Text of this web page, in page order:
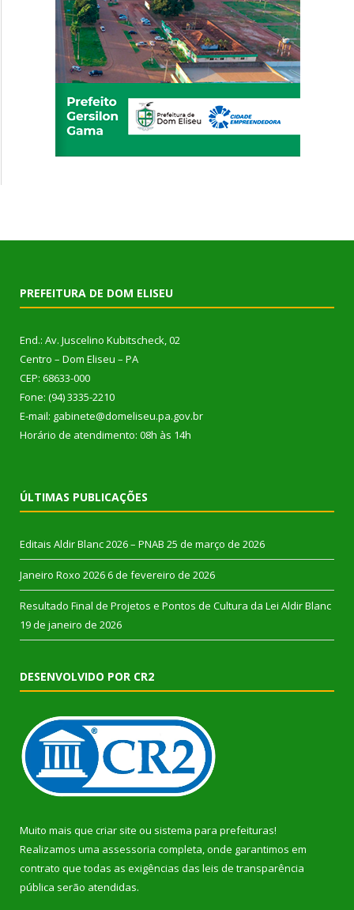
PREFEITURA DE DOM ELISEU
End.: Av. Juscelino Kubitscheck, 02
Centro – Dom Eliseu – PA
CEP: 68633-000
Fone: (94) 3335-2210
E-mail: gabinete@domeliseu.pa.gov.br
Horário de atendimento: 08h às 14h
ÚLTIMAS PUBLICAÇÕES
Editais Aldir Blanc 2026 – PNAB 25 de março de 2026
Janeiro Roxo 2026 6 de fevereiro de 2026
Resultado Final de Projetos e Pontos de Cultura da Lei Aldir Blanc
19 de janeiro de 2026
DESENVOLVIDO POR CR2
Muito mais que criar site ou sistema para prefeituras!
Realizamos uma assessoria completa, onde garantimos em
contrato que todas as exigências das leis de transparência
pública serão atendidas.